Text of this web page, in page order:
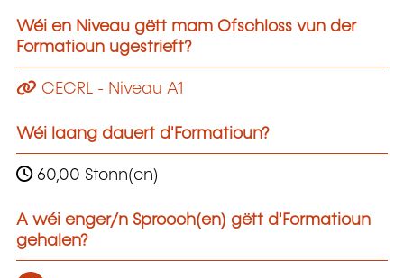
Wéi en Niveau gëtt mam Ofschloss vun der
Formatioun ugestrieft?
CECRL - Niveau A1
Wéi laang dauert d'Formatioun?
60,00 Stonn(en)
A wéi enger/n Sprooch(en) gëtt d'Formatioun
gehalen?